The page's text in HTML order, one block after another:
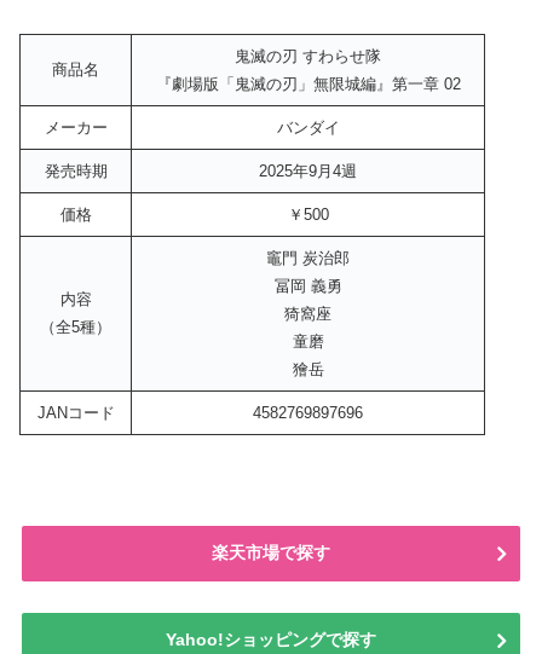
商品名
鬼滅の刃 すわらせ隊
『劇場版「鬼滅の刃」無限城編』第一章 02
メーカー バンダイ
発売時期 2025年9月4週
価格 ￥500
内容
（全5種）
竈門 炭治郎
冨岡 義勇
猗窩座
童磨
獪岳
JANコード 4582769897696
楽天市場で探す
Yahoo!ショッピングで探す